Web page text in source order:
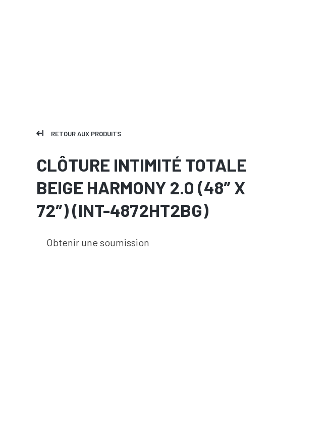
RETOUR AUX PRODUITS
CLÔTURE INTIMITÉ TOTALE
BEIGE HARMONY 2.0 (48″ X
72″) (INT-4872HT2BG)
Obtenir une soumission